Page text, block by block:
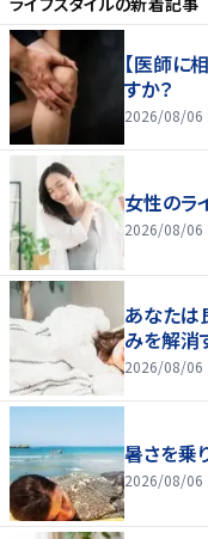
【医師に
すか？
2026/08/06
女性のラ
2026/08/06
あなたは
みを解消
2026/08/06
暑さを乗
2026/08/06